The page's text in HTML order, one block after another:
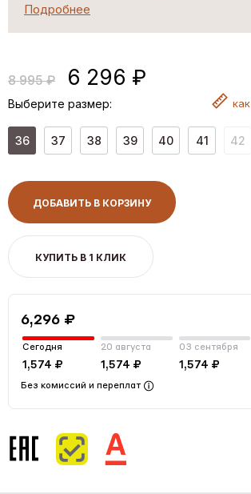
Подробнее
8 995 ₽ 6 296 ₽
Выберите размер: как
36 37 38 39 40 41 42
ДОБАВИТЬ В КОРЗИНУ
КУПИТЬ В 1 КЛИК
6,296 ₽
Сегодня
1,574 ₽
20 августа
1,574 ₽
03 сентября
1,574 ₽
Без комиссий и переплат